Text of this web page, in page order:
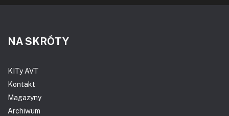
NA SKRÓTY
KITy AVT
Kontakt
Magazyny
Archiwum